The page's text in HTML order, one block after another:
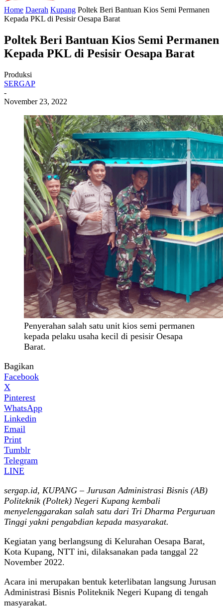
Home Daerah Kupang Poltek Beri Bantuan Kios Semi Permanen
Kepada PKL di Pesisir Oesapa Barat
Poltek Beri Bantuan Kios Semi Permanen
Kepada PKL di Pesisir Oesapa Barat
Produksi
SERGAP
-
November 23, 2022
Penyerahan salah satu unit kios semi permanen
kepada pelaku usaha kecil di pesisir Oesapa
Barat.
Bagikan
Facebook
X
Pinterest
WhatsApp
Linkedin
Email
Print
Tumblr
Telegram
LINE
sergap.id, KUPANG – Jurusan Administrasi Bisnis (AB)
Politeknik (Poltek) Negeri Kupang kembali
menyelenggarakan salah satu dari Tri Dharma Perguruan
Tinggi yakni pengabdian kepada masyarakat.
Kegiatan yang berlangsung di Kelurahan Oesapa Barat,
Kota Kupang, NTT ini, dilaksanakan pada tanggal 22
November 2022.
Acara ini merupakan bentuk keterlibatan langsung Jurusan
Administrasi Bisnis Politeknik Negeri Kupang di tengah
masyarakat.